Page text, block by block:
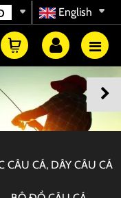
English
CÂU CÁ, DÂY CÂU CÁ